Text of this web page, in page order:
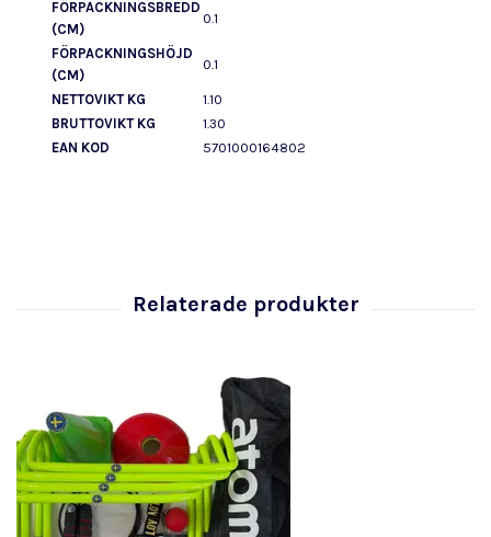
FÖRPACKNINGSBREDD
(CM)
0.1
FÖRPACKNINGSHÖJD
(CM)
0.1
NETTOVIKT KG
1.10
BRUTTOVIKT KG
1.30
EAN KOD
5701000164802